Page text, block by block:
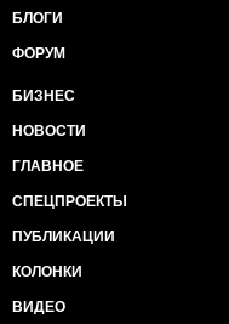
БЛОГИ
ФОРУМ
БИЗНЕС
НОВОСТИ
ГЛАВНОЕ
СПЕЦПРОЕКТЫ
ПУБЛИКАЦИИ
КОЛОНКИ
ВИДЕО